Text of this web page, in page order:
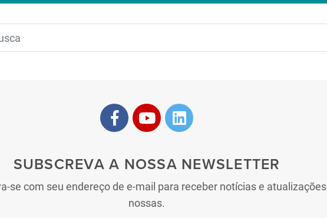
SUBSCREVA A NOSSA NEWSLETTER
se com seu endereço de e-mail para receber notícias e atualizações
nossas.